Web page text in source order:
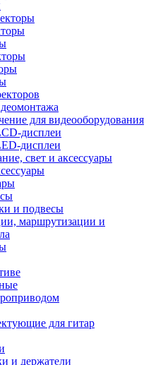
для видеооборудования
дисплеи
дисплеи
свет и аксессуары
и подвесы
маршрутизации и
для гитар
и держатели